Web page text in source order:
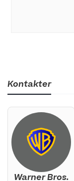
Kontakter
Warner Bros.